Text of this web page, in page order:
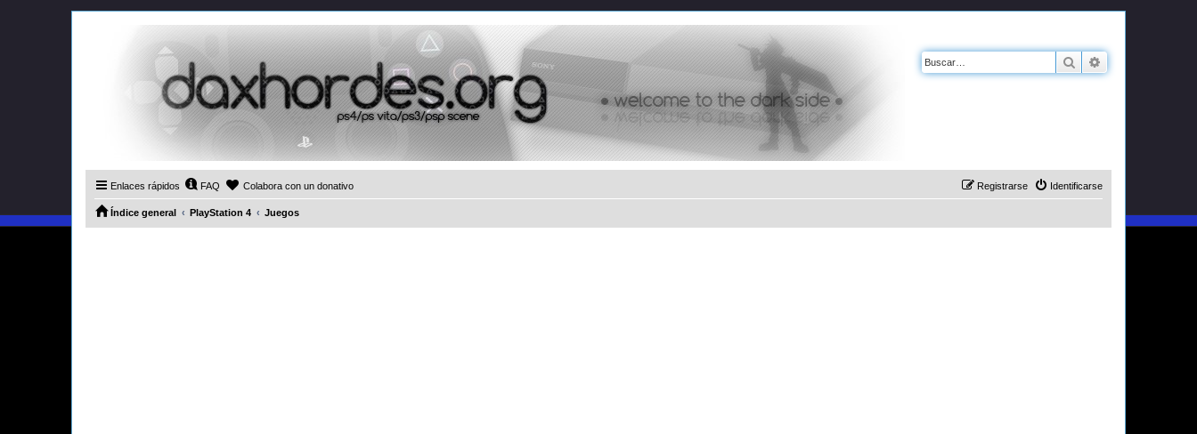
Buscar
Enlaces rápidos FAQ Colabora con un donativo Identificarse
Registrarse
Índice general PlayStation 4 Juegos